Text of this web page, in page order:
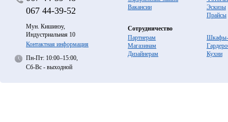
067 44-39-52
Мун. Кишинэу,
Индустриальная 10
Контактная информация
Пн-Пт: 10:00–15:00,
Сб-Вс - выходной
Вакансии
Эскизы
Прайсы
Сотрудничество
Партнерам
Магазинам
Дизайнерам
Шкафы-
Кухни